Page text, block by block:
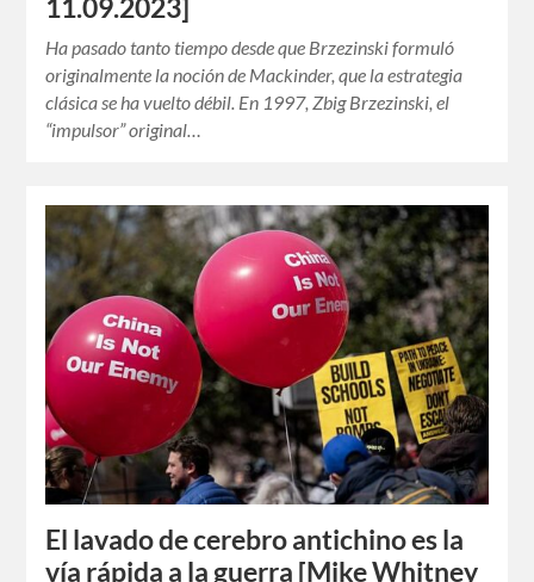
11.09.2023]
Ha pasado tanto tiempo desde que Brzezinski formuló
originalmente la noción de Mackinder, que la estrategia
clásica se ha vuelto débil. En 1997, Zbig Brzezinski, el
“impulsor” original…
El lavado de cerebro antichino es la
vía rápida a la guerra [Mike Whitney